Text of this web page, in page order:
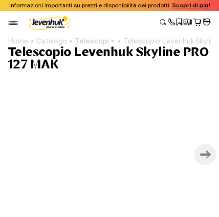
Informazioni importanti su prezzi e disponibilità dei prodotti. Scopri di più!
Home Catalogo Telescopi Telescopio Levenhuk
Telescopio Levenhuk Skyline PRO
127 MAK